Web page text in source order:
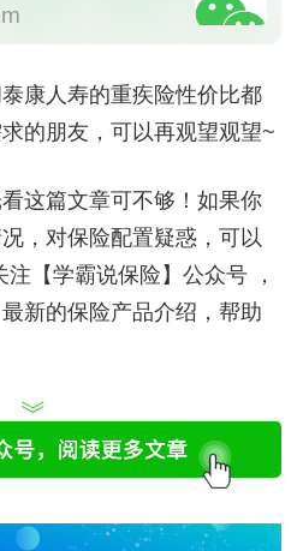
康人寿的重疾险性价比都
的朋友，可以再观望观望~
这篇文章可不够！如果你
，对保险配置疑惑，可以
注【学霸说保险】公众号 ，
新的保险产品介绍，帮助